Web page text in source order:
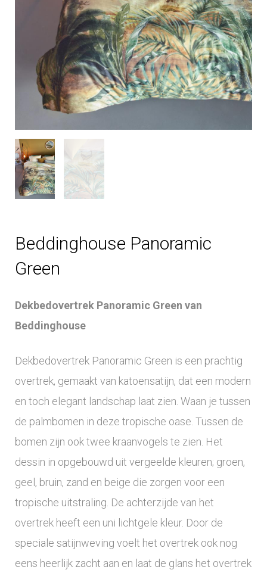
Beddinghouse Panoramic
Green
Dekbedovertrek Panoramic Green van
Beddinghouse
Dekbedovertrek Panoramic Green is een prachtig
overtrek, gemaakt van katoensatijn, dat een modern
en toch elegant landschap laat zien. Waan je tussen
de palmbomen in deze tropische oase. Tussen de
bomen zijn ook twee kraanvogels te zien. Het
dessin in opgebouwd uit vergeelde kleuren; groen,
geel, bruin, zand en beige die zorgen voor een
tropische uitstraling. De achterzijde van het
overtrek heeft een uni lichtgele kleur. Door de
speciale satijnweving voelt het overtrek ook nog
eens heerlijk zacht aan en laat de glans het overtrek